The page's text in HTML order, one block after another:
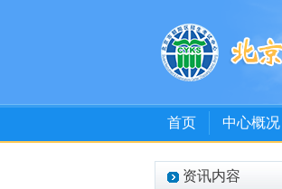
首页 中心概况
资讯内容